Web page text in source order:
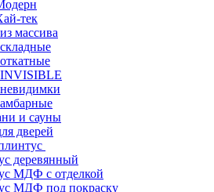
тек
массива
и сауны
дверей
деревянный
МДФ с отделкой
МДФ под покраску